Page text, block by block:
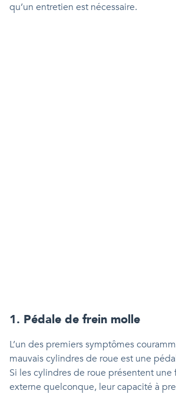
qu’un entretien est nécessaire.
1. Pédale de frein molle
L’un des premiers symptômes
mauvais cylindres de roue est une
Si les cylindres de roue présentent
externe quelconque, leur capacité à